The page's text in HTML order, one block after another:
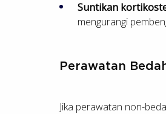
Suntikan
mengurangi
Perawatan
Jika perawatan non-